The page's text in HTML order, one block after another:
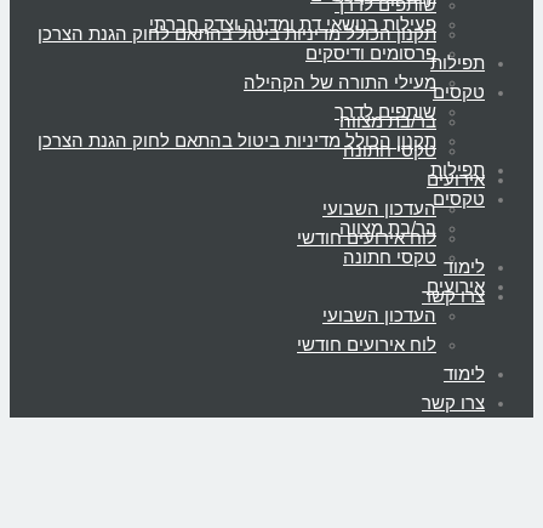
שותפים לדרך
תקנון הכולל מדיניות ביטול בהתאם לחוק הגנת הצרכן
תפילות
טקסים
בר/בת מצווה
טקסי חתונה
אירועים
העדכון השבועי
לוח אירועים חודשי
לימוד
צרו קשר
פעילות בנושאי דת ומדינה וצדק חברתי
פרסומים ודיסקים
מעילי התורה של הקהילה
שותפים לדרך
תקנון הכולל מדיניות ביטול בהתאם לחוק הגנת הצרכן
תפילות
טקסים
בר/בת מצווה
טקסי חתונה
אירועים
העדכון השבועי
לוח אירועים חודשי
לימוד
צרו קשר